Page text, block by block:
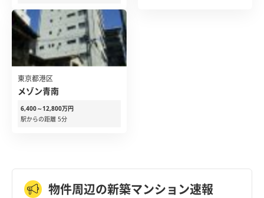
東京都港区
メゾン青南
6,400～12,800万円
駅からの距離 5分
物件周辺の新築マンション速報